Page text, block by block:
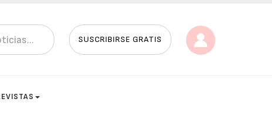
SUSCRIBIRSE GRATIS